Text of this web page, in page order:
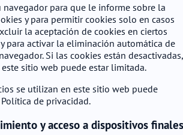
navegador para que le informe sobre la
y para permitir cookies solo en casos
la aceptación de cookies en ciertos
para activar la eliminación automática de
Si las cookies están desactivadas,
sitio web puede estar limitada.
se utilizan en este sitio web puede
de privacidad.
y acceso a dispositivos finales